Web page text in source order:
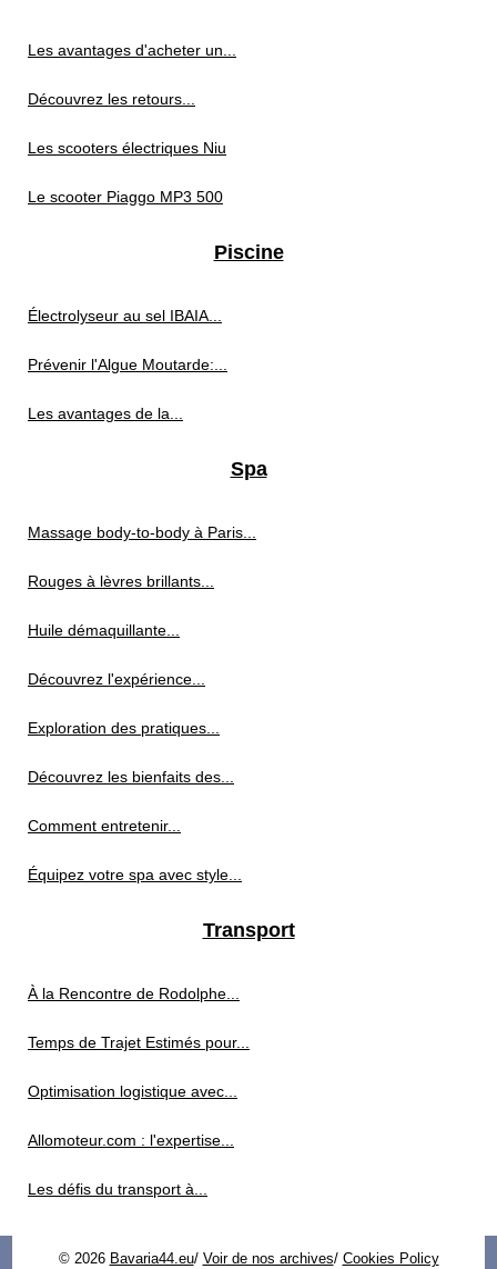
Les avantages d'acheter un...
Découvrez les retours...
Les scooters électriques Niu
Le scooter Piaggo MP3 500
Piscine
Électrolyseur au sel IBAIA...
Prévenir l'Algue Moutarde:...
Les avantages de la...
Spa
Massage body-to-body à Paris...
Rouges à lèvres brillants...
Huile démaquillante...
Découvrez l'expérience...
Exploration des pratiques...
Découvrez les bienfaits des...
Comment entretenir...
Équipez votre spa avec style...
Transport
À la Rencontre de Rodolphe...
Temps de Trajet Estimés pour...
Optimisation logistique avec...
Allomoteur.com : l'expertise...
Les défis du transport à...
© 2026 Bavaria44.eu/ Voir de nos archives/ Cookies Policy